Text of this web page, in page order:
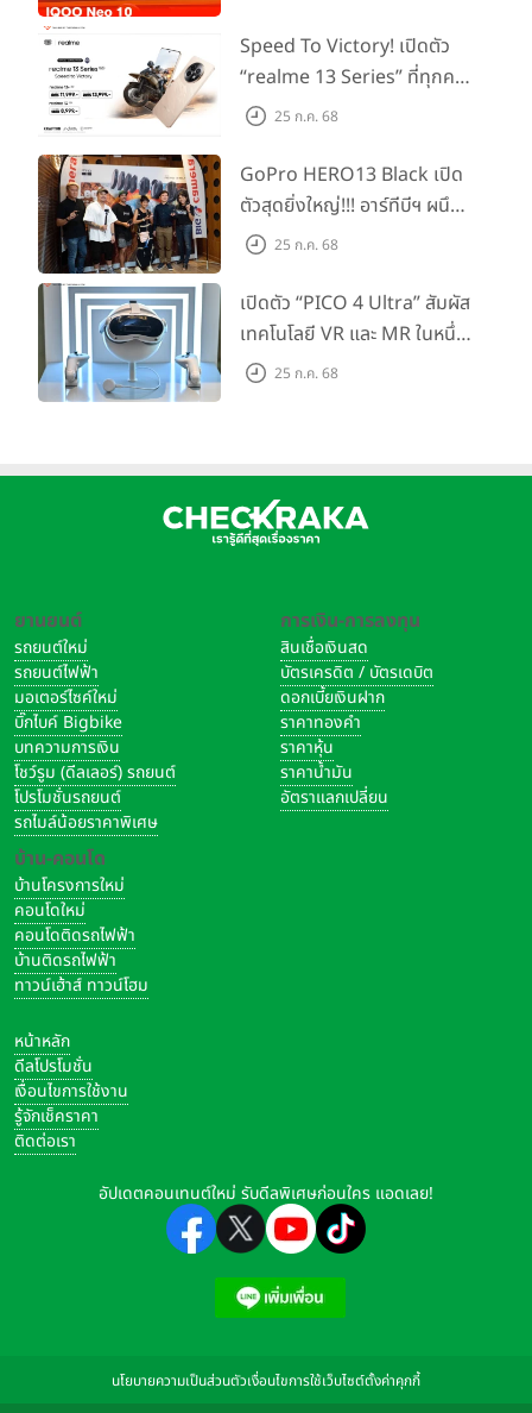
Speed To Victory! เปิดตัว
“realme 13 Series” ที่ทุกคน
รอคอย อัพเกรดชิปเซ็ตตัวแรง
Dominator แห่งปี! ในราคา
เริ่มต้นเพียง 8,999 บาท
25 ก.ค. 68
GoPro HERO13 Black เปิด
ตัวสุดยิ่งใหญ่!!! อาร์ทีบีฯ ผนึก
กำลัง Big Camera และ
สร้างสรรค์ ‘GoPro...Go Pro
Creators’
25 ก.ค. 68
เปิดตัว “PICO 4 Ultra” สัมผัส
เทคโนโลยี VR และ MR ในหนึ่ง
เดียว ยกระดับการทำงานและ
25 ก.ค. 68
ยานยนต์
รถยนต์ใหม่
รถยนต์ไฟฟ้า
มอเตอร์ไซค์ใหม่
บิ๊กไบค์ Bigbike
บทความการเงิน
โชว์รูม (ดีลเลอร์) รถยนต์
โปรโมชั่นรถยนต์
รถไมล์น้อยราคาพิเศษ
บ้าน-คอนโด
บ้านโครงการใหม่
คอนโดใหม่
คอนโดติดรถไฟฟ้า
บ้านติดรถไฟฟ้า
ทาวน์เฮ้าส์ ทาวน์โฮม
การเงิน-การลงทุน
สินเชื่อเงินสด
บัตรเครดิต / บัตรเดบิต
ดอกเบี้ยเงินฝาก
ราคาทองคำ
ราคาหุ้น
ราคาน้ำมัน
อัตราแลกเปลี่ยน
หน้าหลัก
ดีลโปรโมชั่น
เงื่อนไขการใช้งาน
รู้จักเช็คราคา
ติดต่อเรา
อัปเดตคอนเทนต์ใหม่ รับดีลพิเศษก่อนใคร แอดเลย!
นโยบายความเป็นส่วนตัวเงื่อนไขการใช้เว็บไซต์ตั้งค่าคุกกี้